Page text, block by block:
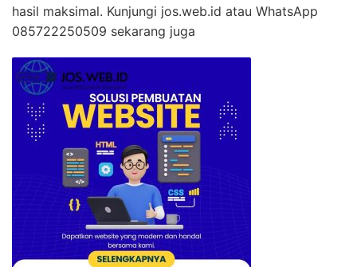
hasil maksimal. Kunjungi jos.web.id atau WhatsApp
085722250509 sekarang juga